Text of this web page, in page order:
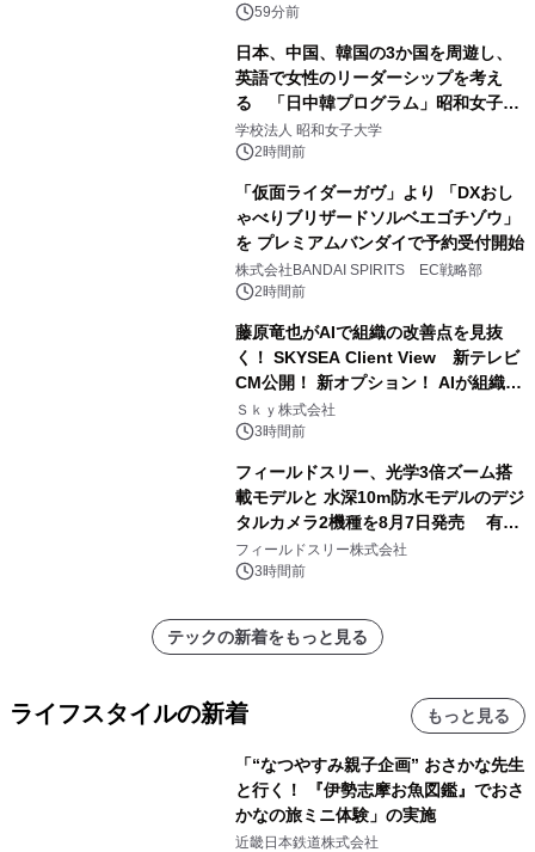
59分前
日本、中国、韓国の3か国を周遊し、
英語で女性のリーダーシップを考え
る 「日中韓プログラム」昭和女子大
学で開催
学校法人 昭和女子大学
2時間前
「仮面ライダーガヴ」より 「DXおし
ゃべりブリザードソルベエゴチゾウ」
を プレミアムバンダイで予約受付開始
株式会社BANDAI SPIRITS EC戦略部
2時間前
藤原竜也がAIで組織の改善点を見抜
く！ SKYSEA Client View 新テレビ
CM公開！ 新オプション！ AIが組織の
業務実態を分析し労務改善を支援。 藤
原竜也メイキング動画公開 「もしAIが
る自信がある」「昨年の夏はカブトム
シを捕まえたり、虫と戦ったり…」
Ｓｋｙ株式会社
3時間前
フィールドスリー、光学3倍ズーム搭
載モデルと 水深10m防水モデルのデジ
タルカメラ2機種を8月7日発売 有効
約1300万画素、用途別に選べるコンデ
ジ新登場
フィールドスリー株式会社
3時間前
テックの新着をもっと見る
ライフスタイルの新着 もっと見る
「“なつやすみ親子企画” おさかな先生
と行く！ 『伊勢志摩お魚図鑑』でおさ
かなの旅ミニ体験」の実施
近畿日本鉄道株式会社